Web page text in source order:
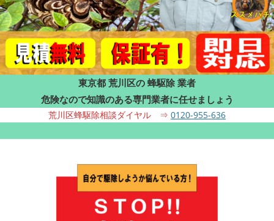
東京都 荒川区の 蜂駆除 業者
危険なので知識のある専門業者に任せましょう
荒川区蜂駆除相談ダイヤル ⇒ 0120-955-636